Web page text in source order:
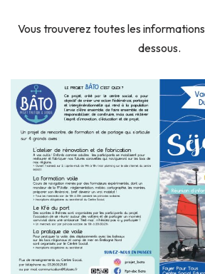
Vous trouverez toutes les
dessous.